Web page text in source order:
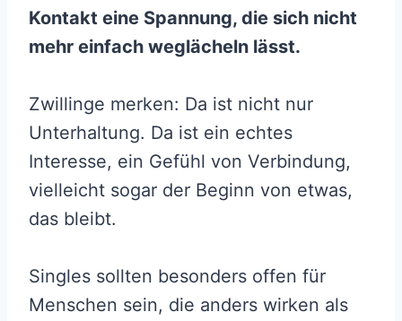
Kontakt eine Spannung, die sich nicht
mehr einfach weglächeln lässt.
Zwillinge merken: Da ist nicht nur
Unterhaltung. Da ist ein echtes
Interesse, ein Gefühl von Verbindung,
vielleicht sogar der Beginn von etwas,
das bleibt.
Singles sollten besonders offen für
Menschen sein, die anders wirken als